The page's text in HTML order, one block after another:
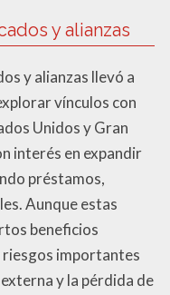
y alianzas
y alianzas llevó a
vínculos con
Unidos y Gran
interés en expandir
préstamos,
Aunque estas
beneficios
importantes
y la pérdida de